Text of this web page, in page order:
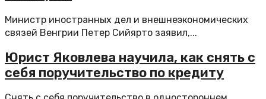
Министр иностранных дел и внешнеэкономических
связей Венгрии Петер Сийярто заявил,...
Юрист Яковлева научила, как снять с
себя поручительство по кредиту